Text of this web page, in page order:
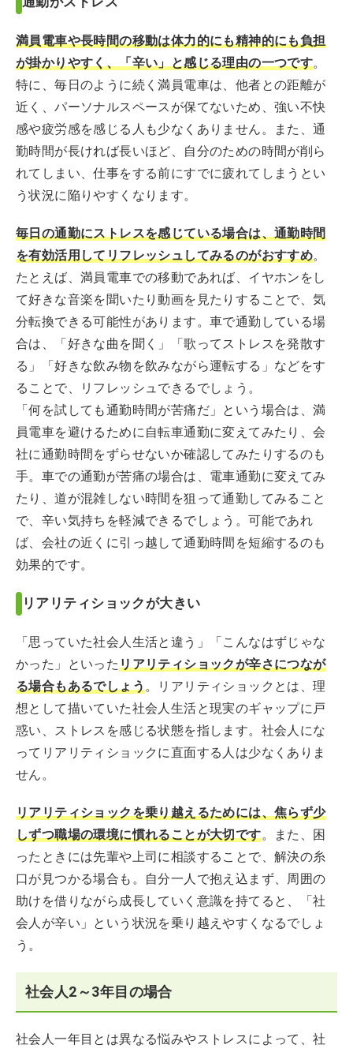
満員電車や長時間の移動は体力的にも精神的にも負担
が掛かりやすく、「辛い」と感じる理由の一つです。
特に、毎日のように続く満員電車は、他者との距離が
近く、パーソナルスペースが保てないため、強い不快
感や疲労感を感じる人も少なくありません。また、通
勤時間が長ければ長いほど、自分のための時間が削ら
れてしまい、仕事をする前にすでに疲れてしまうとい
う状況に陥りやすくなります。
毎日の通勤にストレスを感じている場合は、通勤時間
を有効活用してリフレッシュしてみるのがおすすめ。
たとえば、満員電車での移動であれば、イヤホンをし
て好きな音楽を聞いたり動画を見たりすることで、気
分転換できる可能性があります。車で通勤している場
合は、「好きな曲を聞く」「歌ってストレスを発散す
る」「好きな飲み物を飲みながら運転する」などをす
ることで、リフレッシュできるでしょう。
「何を試しても通勤時間が苦痛だ」という場合は、満
員電車を避けるために自転車通勤に変えてみたり、会
社に通勤時間をずらせないか確認してみたりするのも
手。車での通勤が苦痛の場合は、電車通勤に変えてみ
たり、道が混雑しない時間を狙って通勤してみること
で、辛い気持ちを軽減できるでしょう。可能であれ
ば、会社の近くに引っ越して通勤時間を短縮するのも
効果的です。
リアリティショックが大きい
「思っていた社会人生活と違う」「こんなはずじゃな
かった」といった リアリティショックが辛さにつなが
る場合もあるでしょう 。リアリティショックとは、理
想として描いていた社会人生活と現実のギャップに戸
惑い、ストレスを感じる状態を指します。社会人にな
ってリアリティショックに直面する人は少なくありま
せん。
リアリティショックを乗り越えるためには、焦らず少
しずつ職場の環境に慣れることが大切です。また、困
ったときには先輩や上司に相談することで、解決の糸
口が見つかる場合も。自分一人で抱え込まず、周囲の
助けを借りながら成長していく意識を持てると、「社
会人が辛い」という状況を乗り越えやすくなるでしょ
う。
社会人2～3年目の場合
社会人一年目とは異なる悩みやストレスによって、社